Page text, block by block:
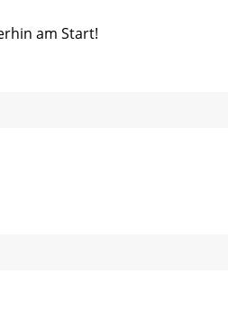
am Start!